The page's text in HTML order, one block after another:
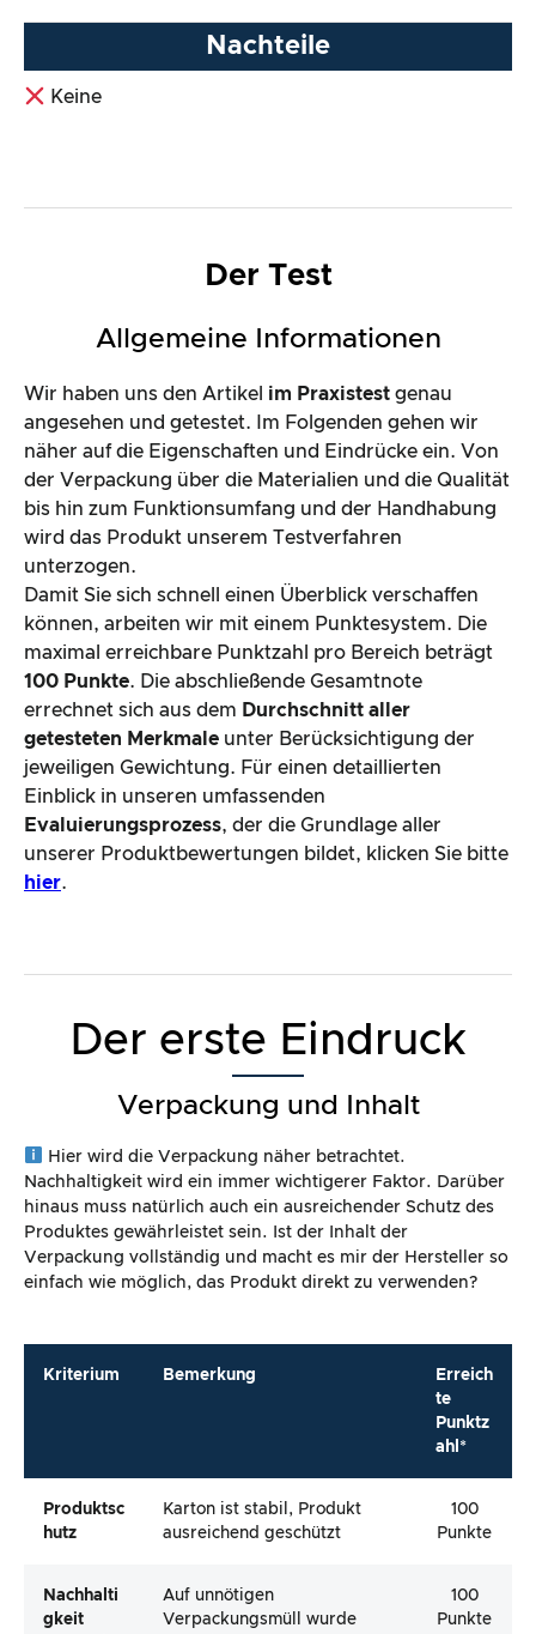
Nachteile
Keine
Der Test
Allgemeine Informationen
Wir haben uns den Artikel im Praxistest genau
angesehen und getestet. Im Folgenden gehen wir
näher auf die Eigenschaften und Eindrücke ein. Von
der Verpackung über die Materialien und die Qualität
bis hin zum Funktionsumfang und der Handhabung
wird das Produkt unserem Testverfahren
unterzogen.
Damit Sie sich schnell einen Überblick verschaffen
können, arbeiten wir mit einem Punktesystem. Die
maximal erreichbare Punktzahl pro Bereich beträgt
100 Punkte. Die abschließende Gesamtnote
errechnet sich aus dem Durchschnitt aller
getesteten Merkmale unter Berücksichtigung der
jeweiligen Gewichtung. Für einen detaillierten
Einblick in unseren umfassenden
Evaluierungsprozess, der die Grundlage aller
unserer Produktbewertungen bildet, klicken Sie bitte
hier.
Der erste Eindruck
Verpackung und Inhalt
Hier wird die Verpackung näher betrachtet.
Nachhaltigkeit wird ein immer wichtigerer Faktor. Darüber
hinaus muss natürlich auch ein ausreichender Schutz des
Produktes gewährleistet sein. Ist der Inhalt der
Verpackung vollständig und macht es mir der Hersteller so
einfach wie möglich, das Produkt direkt zu verwenden?
Kriterium Bemerkung
Erreich
te
Punktz
ahl*
Produktsc
Hutz
Karton ist stabil, Produkt
ausreichend geschützt
100
Punkte
Nachhalti
Gkeit
Auf unnötigen
Verpackungsmüll wurde
100
Punkte